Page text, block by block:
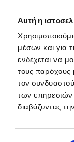
Αυτή η
μέσων και για
ενδέχεται να
τους παρόχους
τον
των υπηρεσιών
διαβάζοντας